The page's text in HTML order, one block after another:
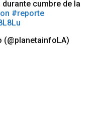
durante cumbre de la
#reporte
(@planetainfoLA)